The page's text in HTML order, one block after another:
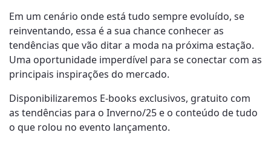
Em um cenário onde está tudo sempre evoluído, se
reinventando, essa é a sua chance conhecer as
tendências que vão ditar a moda na próxima estação.
Uma oportunidade imperdível para se conectar com as
principais inspirações do mercado.
Disponibilizaremos E-books exclusivos, gratuito com
as tendências para o Inverno/25 e o conteúdo de tudo
o que rolou no evento lançamento.